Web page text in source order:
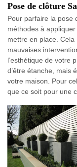
Pose de clôture
Pour parfaire la pose
méthodes à
mettre en place. Cela
mauvaises
l’esthétique de votre
d’être étanche, mais
votre maison. Pour
que ce soit pour une